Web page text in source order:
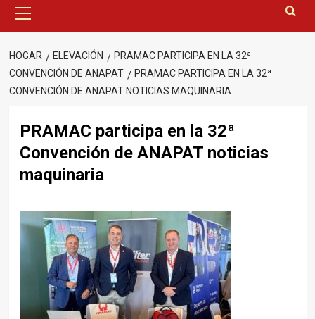
principal
HOGAR ELEVACIÓN
PRAMAC PARTICIPA EN LA 32ª
CONVENCIÓN DE ANAPAT
PRAMAC PARTICIPA EN LA 32ª
CONVENCIÓN DE ANAPAT NOTICIAS MAQUINARIA
PRAMAC participa en la 32ª
Convención de ANAPAT noticias
maquinaria